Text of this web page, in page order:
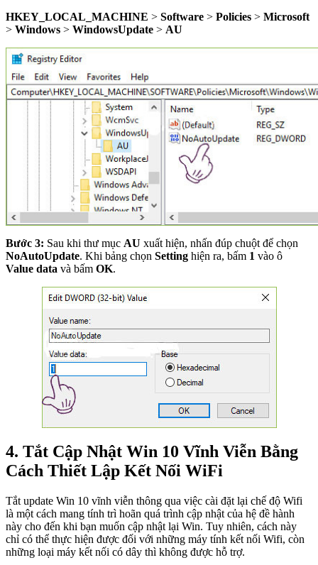
HKEY_LOCAL_MACHINE > Software > Policies > Microsoft
> Windows > WindowsUpdate > AU
Bước 3: Sau khi thư mục AU xuất hiện, nhấn đúp chuột để chọn
NoAutoUpdate. Khi bảng chọn Setting hiện ra, bấm 1 vào ô
Value data và bấm OK.
4. Tắt Cập Nhật Win 10 Vĩnh Viễn Bằng
Cách Thiết Lập Kết Nối WiFi
Tắt update Win 10 vĩnh viễn thông qua việc cài đặt lại chế độ Wifi
là một cách mang tính trì hoãn quá trình cập nhật của hệ đề hành
này cho đến khi bạn muốn cập nhật lại Win. Tuy nhiên, cách này
chỉ có thể thực hiện được đối với những máy tính kết nối Wifi, còn
những loại máy kết nối có dây thì không được hỗ trợ.